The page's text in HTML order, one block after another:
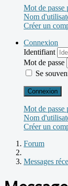
Mot de passe
Nom
Créer un
Connexion
Identifiant
Mot de passe
Se
Connexion
Mot de passe
Nom
Créer un
Forum
Messages